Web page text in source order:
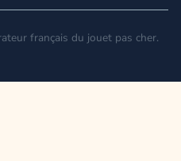
français du jouet pas cher.